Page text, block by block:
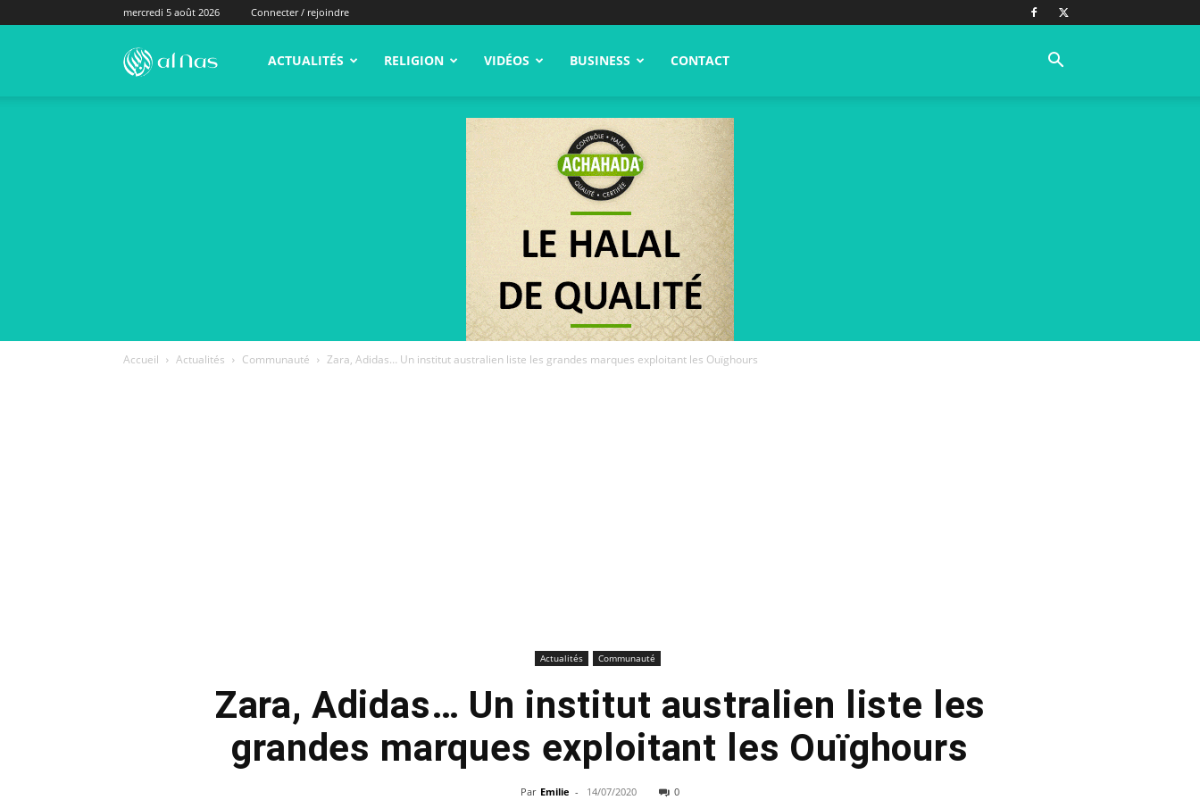
mercredi 5 août 2026 Connecter / rejoindre
alNas.fr ACTUALITÉS RELIGION VIDÉOS BUSINESS CONTACT
Accueil Actualités Communauté Zara, Adidas… Un institut australien liste les grandes marques exploitant les Ouïghours
Actualités Communauté
Zara, Adidas… Un institut australien liste les
grandes marques exploitant les Ouïghours
Par Emilie - 14/07/2020 0